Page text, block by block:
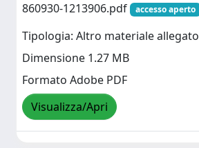
860930-1213906.pdf
accesso aperto
Tipologia: Altro materiale allegato
Dimensione 1.27 MB
Formato Adobe PDF
Visualizza/Apri